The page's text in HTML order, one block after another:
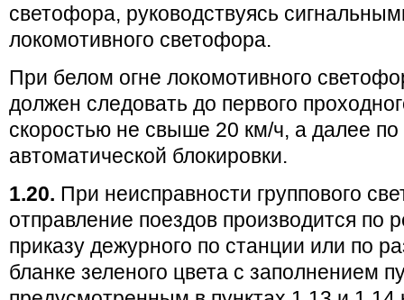
светофора, руководствуясь
локомотивного светофора.
При белом огне локомотивного
должен следовать до первого
скоростью не свыше 20 км/ч, а далее по
автоматической блокировки.
1.20. При неисправности группового
отправление поездов производится по
приказу дежурного по станции или по
бланке зеленого цвета с заполнением